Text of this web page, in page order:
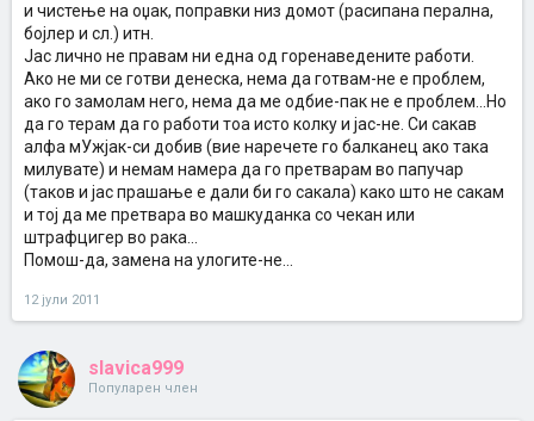
и чистење на оџак, поправки низ домот (расипана перална,
бојлер и сл.) итн.
Јас лично не правам ни една од горенаведените работи.
Ако не ми се готви денеска, нема да готвам-не е проблем,
ако го замолам него, нема да ме одбие-пак не е проблем...Но
да го терам да го работи тоа исто колку и јас-не. Си сакав
алфа мУжјак-си добив (вие наречете го балканец ако така
милувате) и немам намера да го претварам во папучар
(таков и јас прашање е дали би го сакала) како што не сакам
и тој да ме претвара во машкуданка со чекан или
штрафцигер во рака...
Помош-да, замена на улогите-не...
12 јули 2011
slavica999
Популарен член